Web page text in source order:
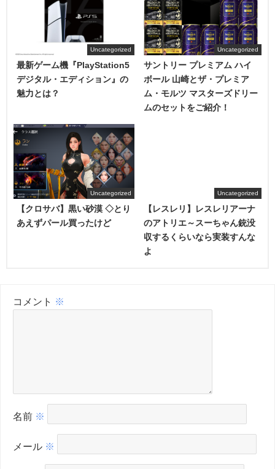
Uncategorized
最新ゲーム機『PlayStation5
デジタル・エディション』の
魅力とは？
Uncategorized
サントリー プレミアム ハイ
ボール 山崎とザ・プレミア
ム・モルツ マスターズドリー
ムのセットをご紹介！
Uncategorized
【クロサバ】黒い砂漠 ◇とり
あえずパール買ったけど
Uncategorized
【レスレリ】レスレリアーナ
のアトリエ～スーちゃん銃没
収するくらいなら実装すんな
よ
コメント ※
名前 ※
メール ※